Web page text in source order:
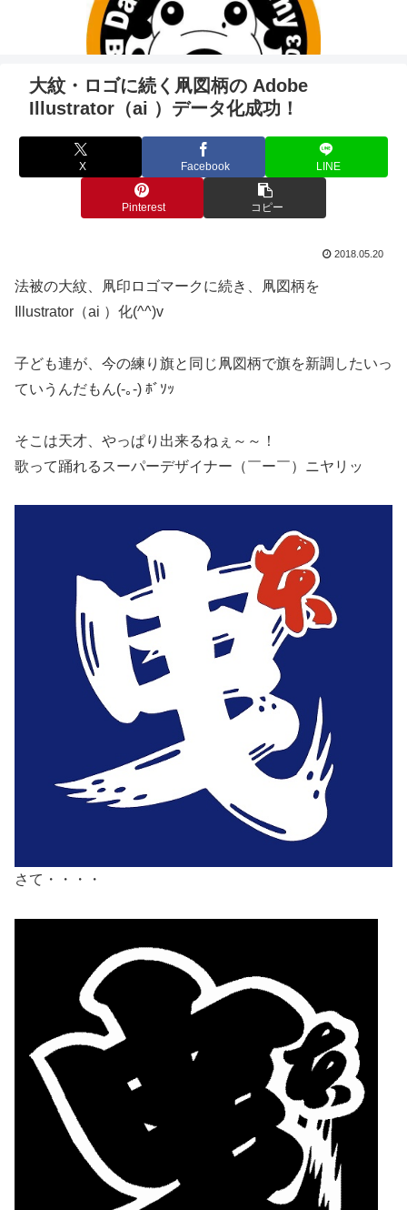
大紋・ロゴに続く凧図柄の Adobe
Illustrator（ai ）データ化成功！
X Facebook LINE
Pinterest コピー
2018.05.20
法被の大紋、凧印ロゴマークに続き、凧図柄を
Illustrator（ai ）化(^^)v
子ども連が、今の練り旗と同じ凧図柄で旗を新調したいっ
ていうんだもん(-｡-) ﾎﾞｿｯ
そこは天才、やっぱり出来るねぇ～～！
歌って踊れるスーパーデザイナー（￣ー￣）ニヤリッ
さて・・・・